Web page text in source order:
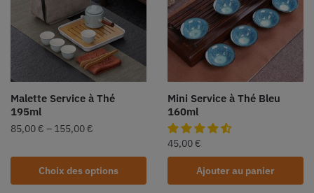
Malette Service à Thé
195ml
85,00 € – 155,00 €
Choix des options
Mini Service à Thé Bleu
160ml
45,00 €
Ajouter au panier